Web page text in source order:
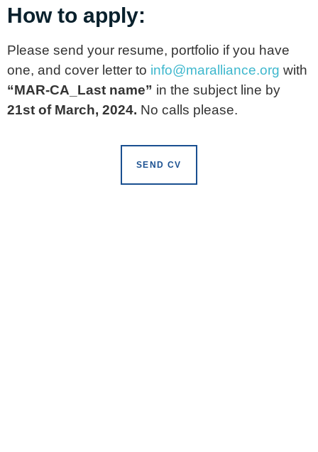
How to apply:
Please send your resume, portfolio if you have
one, and cover letter to info@maralliance.org with
“MAR-CA_Last name” in the subject line by
21st of March, 2024. No calls please.
SEND CV